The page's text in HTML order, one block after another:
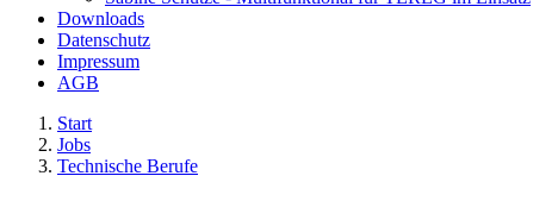
Downloads
Datenschutz
Impressum
AGB
Start
Jobs
Technische Berufe